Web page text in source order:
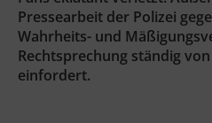
Pressearbeit der Polizei
Wahrheits- und
Rechtsprechung ständig
einfordert.